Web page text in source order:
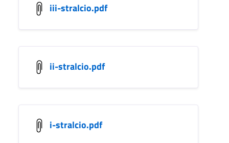
iii-stralcio.pdf
ii-stralcio.pdf
i-stralcio.pdf